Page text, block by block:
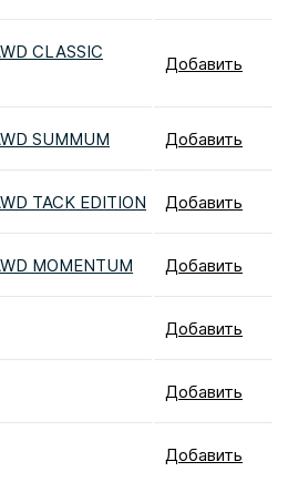
CLASSIC
Добавить
SUMMUM Добавить
TACK EDITION Добавить
MOMENTUM Добавить
Добавить
Добавить
Добавить